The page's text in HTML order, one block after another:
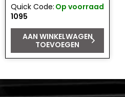
prijs
Quick Code:
1095
Op voorraad
AAN WINKELWAGEN
TOEVOEGEN